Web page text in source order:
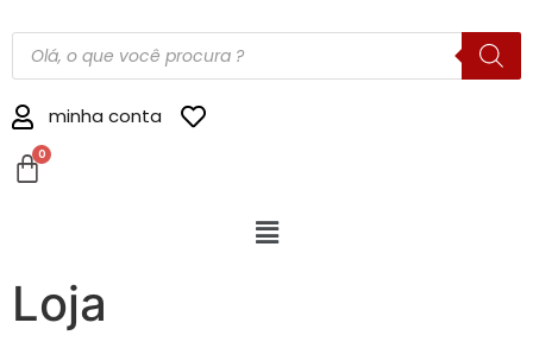
minha conta
Loja